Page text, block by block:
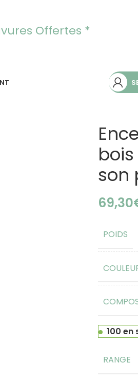
Offertes *
son
POIDS
100 en
RANGE